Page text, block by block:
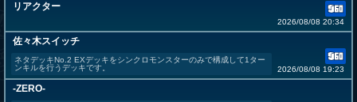
リアクター
2026/08/08 20:34
佐々木スイッチ
ネタデッキNo.2 EXデッキをシンクロモンスターのみで構成して1ター
ンキルを行うデッキです。
2026/08/08 19:23
-ZERO-